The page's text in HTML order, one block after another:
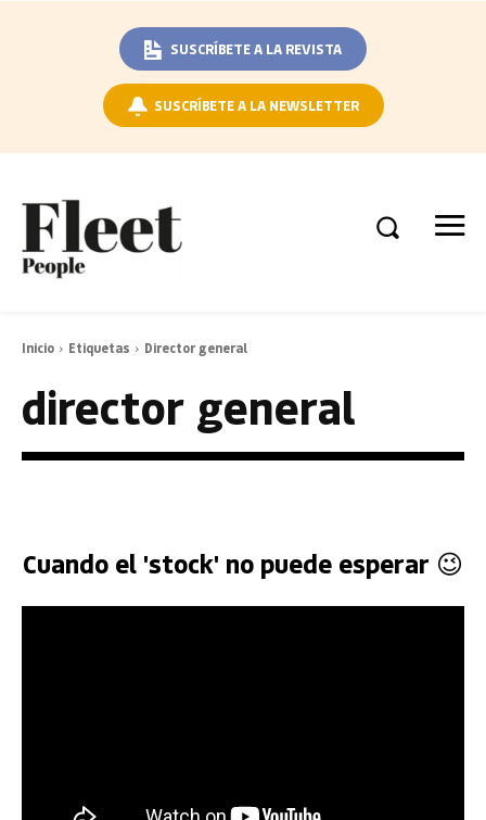
SUSCRÍBETE A LA REVISTA
SUSCRÍBETE A LA NEWSLETTER
Inicio Etiquetas Director general
director general
Cuando el 'stock' no puede esperar 😉